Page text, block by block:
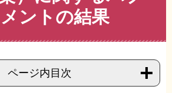
ントの結果
ページ内目次